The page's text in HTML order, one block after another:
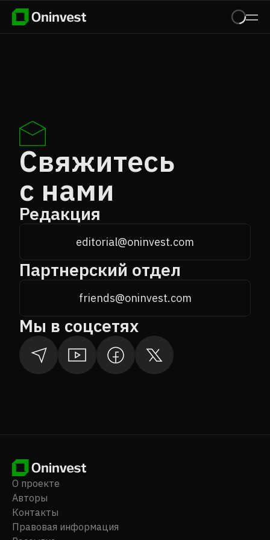
Свяжитесь
с нами
Редакция
editorial@oninvest.com
Партнерский отдел
friends@oninvest.com
Мы в соцсетях
О проекте
Авторы
Контакты
Правовая информация